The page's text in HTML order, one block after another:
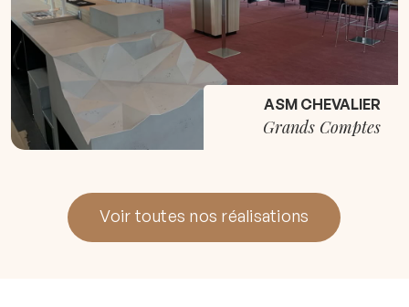
ASM CHEVALIER
Grands Comptes
Voir toutes nos réalisations